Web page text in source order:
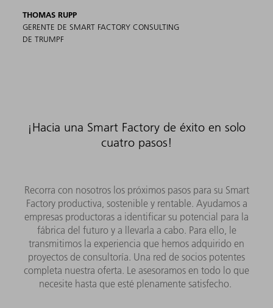
THOMAS RUPP
GERENTE DE SMART FACTORY CONSULTING
DE TRUMPF
¡Hacia una Smart Factory de éxito en solo
cuatro pasos!
Recorra con nosotros los próximos pasos para su Smart
Factory productiva, sostenible y rentable. Ayudamos a
empresas productoras a identificar su potencial para la
fábrica del futuro y a llevarla a cabo. Para ello, le
transmitimos la experiencia que hemos adquirido en
proyectos de consultoría. Una red de socios potentes
completa nuestra oferta. Le asesoramos en todo lo que
necesite hasta que esté plenamente satisfecho.